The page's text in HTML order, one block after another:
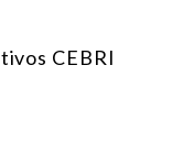
CEBRI